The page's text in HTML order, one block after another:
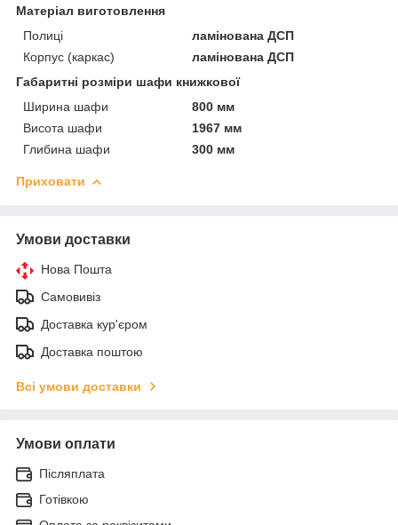
Матеріал виготовлення
Полиці
ламінована ДСП
Корпус (каркас)
ламінована ДСП
Габаритні розміри шафи книжкової
Ширина шафи
800 мм
Висота шафи
1967 мм
Глибина шафи
300 мм
Приховати
Умови доставки
Нова Пошта
Самовивіз
Доставка кур'єром
Доставка поштою
Всі умови доставки
Умови оплати
Післяплата
Готівкою